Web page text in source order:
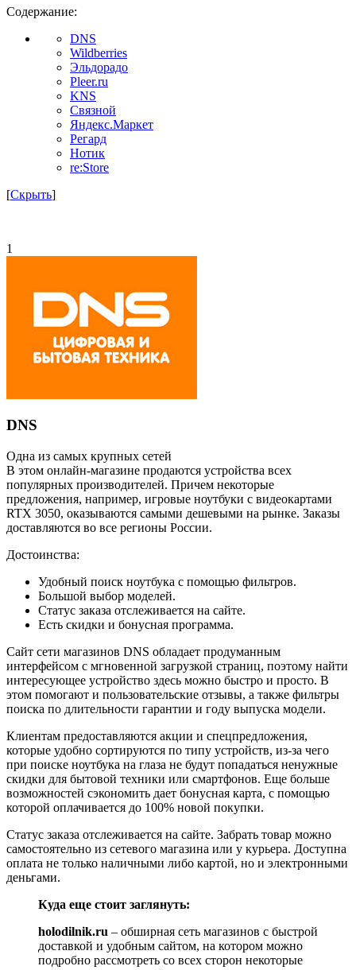
Содержание:
DNS
Wildberries
Эльдорадо
Pleer.ru
KNS
Связной
Яндекс.Маркет
Регард
Нотик
re:Store
[Скрыть]
1
DNS
Одна из самых крупных сетей
В этом онлайн-магазине продаются устройства всех
популярных производителей. Причем некоторые
предложения, например, игровые ноутбуки с видеокартами
RTX 3050, оказываются самыми дешевыми на рынке. Заказы
доставляются во все регионы России.
Достоинства:
Удобный поиск ноутбука с помощью фильтров.
Большой выбор моделей.
Статус заказа отслеживается на сайте.
Есть скидки и бонусная программа.
Сайт сети магазинов DNS обладает продуманным
интерфейсом с мгновенной загрузкой страниц, поэтому найти
интересующее устройство здесь можно быстро и просто. В
этом помогают и пользовательские отзывы, а также фильтры
поиска по длительности гарантии и году выпуска модели.
Клиентам предоставляются акции и спецпредложения,
которые удобно сортируются по типу устройств, из-за чего
при поиске ноутбука на глаза не будут попадаться ненужные
скидки для бытовой техники или смартфонов. Еще больше
возможностей сэкономить дает бонусная карта, с помощью
которой оплачивается до 100% новой покупки.
Статус заказа отслеживается на сайте. Забрать товар можно
самостоятельно из сетевого магазина или у курьера. Доступна
оплата не только наличными либо картой, но и электронными
деньгами.
Куда еще стоит заглянуть:
holodilnik.ru – обширная сеть магазинов с быстрой
доставкой и удобным сайтом, на котором можно
подробно рассмотреть со всех сторон некоторые